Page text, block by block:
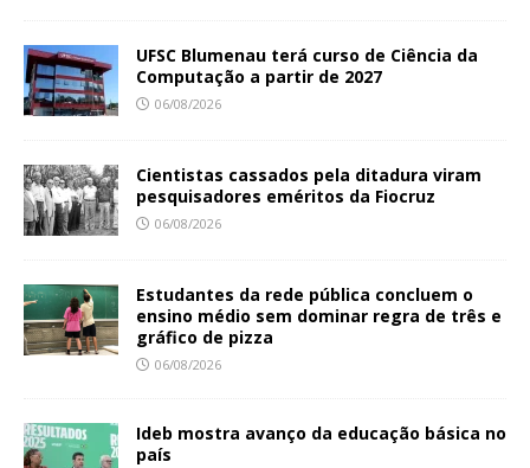
UFSC Blumenau terá curso de Ciência da
Computação a partir de 2027
06/08/2026
Cientistas cassados pela ditadura viram
pesquisadores eméritos da Fiocruz
06/08/2026
Estudantes da rede pública concluem o
ensino médio sem dominar regra de três e
gráfico de pizza
06/08/2026
Ideb mostra avanço da educação básica no
país